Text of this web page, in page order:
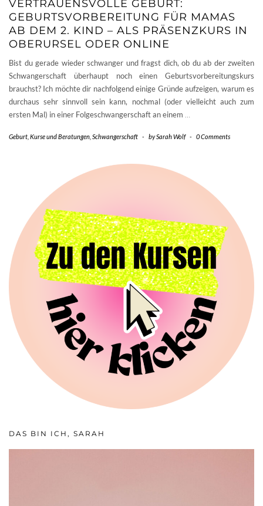
VERTRAUENSVOLLE GEBURT:
GEBURTSVORBEREITUNG FÜR MAMAS
AB DEM 2. KIND – ALS PRÄSENZKURS IN
OBERURSEL ODER ONLINE
Bist du gerade wieder schwanger und fragst dich, ob du ab der zweiten
Schwangerschaft überhaupt noch einen Geburtsvorbereitungskurs
brauchst? Ich möchte dir nachfolgend einige Gründe aufzeigen, warum es
durchaus sehr sinnvoll sein kann, nochmal (oder vielleicht auch zum
ersten Mal) in einer Folgeschwangerschaft an einem
Geburt Kurse und Beratungen Schwangerschaft - bySarah Wolf - 0 Comments
DAS BIN ICH, SARAH